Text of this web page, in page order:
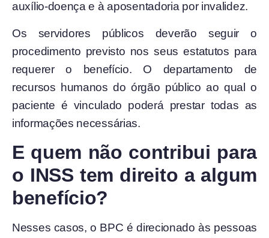
auxílio-doença e àaposentadoria por invalidez.
Os servidores públicos deverão seguir o
procedimento previsto nos seus estatutos para
requerer o benefício. O departamento de
recursos humanos do órgão público ao qual o
paciente é vinculado poderá prestar todas as
informações necessárias.
E quem não contribui para
o INSS tem direito a algum
benefício?
Nesses casos, o BPC é direcionado às pessoas